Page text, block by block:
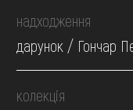
надходження
дарунок / Гончар
колекція